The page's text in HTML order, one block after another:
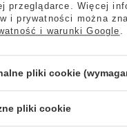
ZBIORNIK NA WODĘ
przeglądarce. Więcej
i prywatności można
i warunki Google .
pliki cookie
pliki cookie